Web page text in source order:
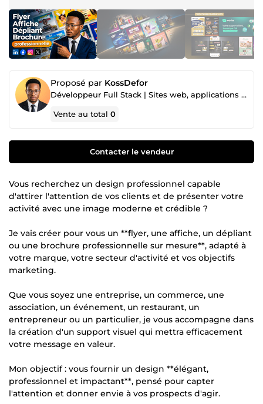
Proposé par KossDefor
Développeur Full Stack | Sites web, applications et solutions digitales sur mesure
Vente au total0
Contacter le vendeur
Vous recherchez un design professionnel capable
d'attirer l'attention de vos clients et de présenter votre
activité avec une image moderne et crédible ?
Je vais créer pour vous un **flyer, une affiche, un dépliant
ou une brochure professionnelle sur mesure**, adapté à
votre marque, votre secteur d'activité et vos objectifs
marketing.
Que vous soyez une entreprise, un commerce, une
association, un événement, un restaurant, un
entrepreneur ou un particulier, je vous accompagne dans
la création d'un support visuel qui mettra efficacement
votre message en valeur.
Mon objectif : vous fournir un design **élégant,
professionnel et impactant**, pensé pour capter
l'attention et donner envie à vos prospects d'agir.